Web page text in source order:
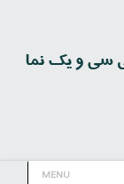
MENU